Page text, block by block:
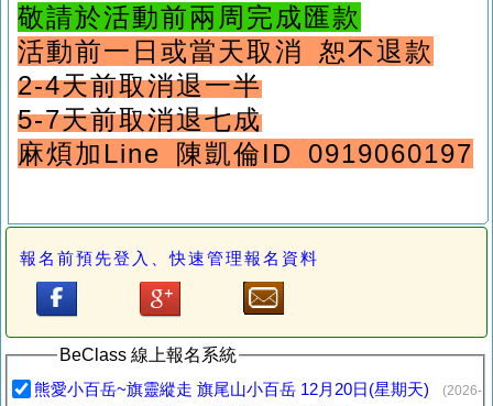
敬請於活動前兩周完成匯款
活動前一日或當天取消 恕不退款
2-4天前取消退一半
5-7天前取消退七成
麻煩加Line 陳凱倫ID 0919060197
報名前預先登入、快速管理報名資料
BeClass 線上報名系統
熊愛小百岳~旗靈縱走 旗尾山小百岳 12月20日(星期天)
(2026-